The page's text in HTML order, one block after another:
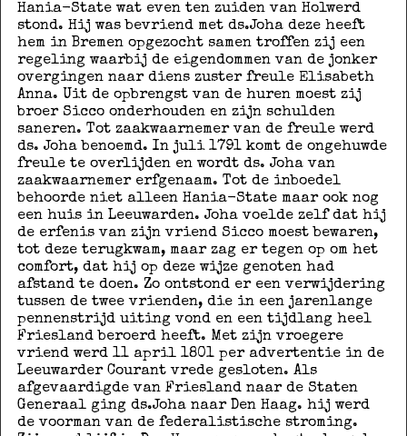
Hania-State wat even ten zuiden van Holwerd
stond. Hij was bevriend met ds.Joha deze heeft
hem in Bremen opgezocht samen troffen zij een
regeling waarbij de eigendommen van de jonker
overgingen naar diens zuster freule Elisabeth
Anna. Uit de opbrengst van de huren moest zij
broer Sicco onderhouden en zijn schulden
saneren. Tot zaakwaarnemer van de freule werd
ds. Joha benoemd. In juli 1791 komt de ongehuwde
freule te overlijden en wordt ds. Joha van
zaakwaarnemer erfgenaam. Tot de inboedel
behoorde niet alleen Hania-State maar ook nog
een huis in Leeuwarden. Joha voelde zelf dat hij
de erfenis van zijn vriend Sicco moest bewaren,
tot deze terugkwam, maar zag er tegen op om het
comfort, dat hij op deze wijze genoten had
afstand te doen. Zo ontstond er een verwijdering
tussen de twee vrienden, die in een jarenlange
pennenstrijd uiting vond en een tijdlang heel
Friesland beroerd heeft. Met zijn vroegere
vriend werd 11 april 1801 per advertentie in de
Leeuwarder Courant vrede gesloten. Als
afgevaardigde van Friesland naar de Staten
Generaal ging ds.Joha naar Den Haag. hij werd
de voorman van de federalistische stroming.